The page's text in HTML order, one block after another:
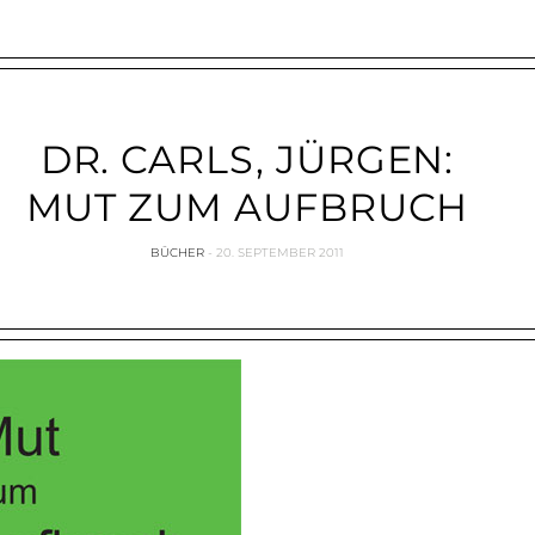
DR. CARLS, JÜRGEN:
MUT ZUM AUFBRUCH
BÜCHER 20. SEPTEMBER 2011